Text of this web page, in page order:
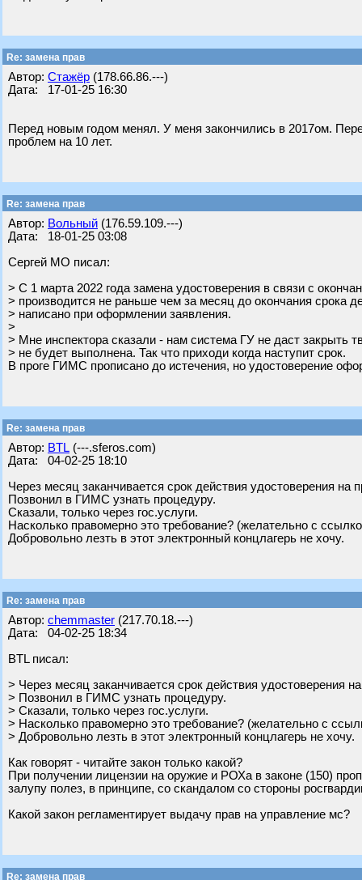
Re: замена прав
Автор: Стажёр (178.66.86.---)
Дата: 17-01-25 16:30
Перед новым годом менял. У меня закончились в 2017ом.
проблем на 10 лет.
Re: замена прав
Автор: Вольный (176.59.109.---)
Дата: 18-01-25 03:08
Сергей МО писал:
> С 1 марта 2022 года замена удостоверения в связи с
> производится не раньше чем за месяц до окончания срока
> написано при оформлении заявления.
>
> Мне инспектора сказали - нам система ГУ не даст закрыть
> не будет выполнена. Так что приходи когда наступит срок.
В проге ГИМС прописано до истечения, но удостоверение
Re: замена прав
Автор: BTL (---.sferos.com)
Дата: 04-02-25 18:10
Через месяц заканчивается срок действия удостоверения на
Позвонил в ГИМС узнать процедуру.
Сказали, только через гос.услуги.
Насколько правомерно это требование? (желательно с
Добровольно лезть в этот электронный концлагерь не хочу.
Re: замена прав
Автор: chemmaster (217.70.18.---)
Дата: 04-02-25 18:34
BTL писал:
> Через месяц заканчивается срок действия удостоверения
> Позвонил в ГИМС узнать процедуру.
> Сказали, только через гос.услуги.
> Насколько правомерно это требование? (желательно с
> Добровольно лезть в этот электронный концлагерь не хочу.
Как говорят - читайте закон только какой?
При получении лицензии на оружие и РОХа в законе (150)
залупу полез, в принципе, со скандалом со стороны
Какой закон регламентирует выдачу прав на управление мс?
Re: замена прав